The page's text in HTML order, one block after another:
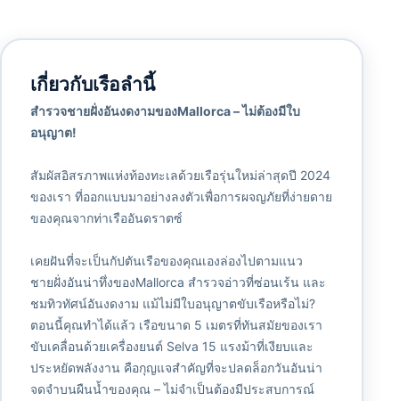
เกี่ยวกับเรือลำนี้
สำรวจชายฝั่งอันงดงามของMallorca – ไม่ต้องมีใบ
อนุญาต!
สัมผัสอิสรภาพแห่งท้องทะเลด้วยเรือรุ่นใหม่ล่าสุดปี 2024
ของเรา ที่ออกแบบมาอย่างลงตัวเพื่อการผจญภัยที่ง่ายดาย
ของคุณจากท่าเรืออันดราตซ์
เคยฝันที่จะเป็นกัปตันเรือของคุณเองล่องไปตามแนว
ชายฝั่งอันน่าทึ่งของMallorca สำรวจอ่าวที่ซ่อนเร้น และ
ชมทิวทัศน์อันงดงาม แม้ไม่มีใบอนุญาตขับเรือหรือไม่?
ตอนนี้คุณทำได้แล้ว เรือขนาด 5 เมตรที่ทันสมัยของเรา
ขับเคลื่อนด้วยเครื่องยนต์ Selva 15 แรงม้าที่เงียบและ
ประหยัดพลังงาน คือกุญแจสำคัญที่จะปลดล็อกวันอันน่า
จดจำบนผืนน้ำของคุณ – ไม่จำเป็นต้องมีประสบการณ์